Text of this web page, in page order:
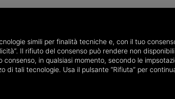
Properties for sale in Montemiletto
simili per finalità tecniche e, con il tuo
Il rifiuto del consenso può rendere non
in qualsiasi momento, secondo le
di tali tecnologie. Usa il pulsante “Rifiuta” per